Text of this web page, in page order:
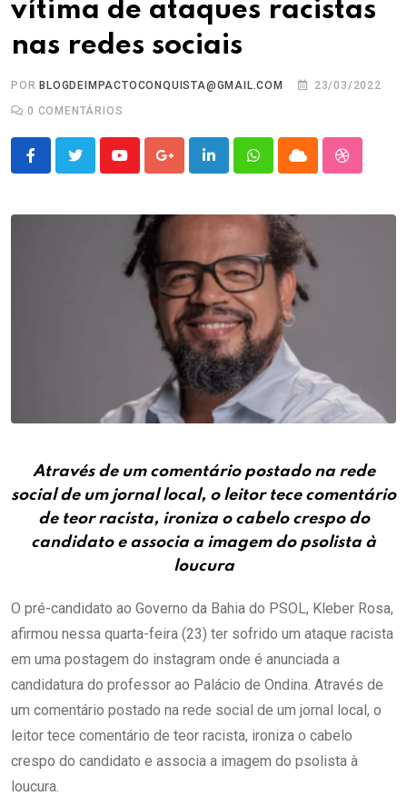
vítima de ataques racistas
nas redes sociais
POR BLOGDEIMPACTOCONQUISTA@GMAIL.COM
23/03/2022
0 COMENTÁRIOS
YoutubeGoogle+LinkedInWhatsappCloud
Através de um comentário postado na rede
social de um jornal local, o leitor tece comentário
de teor racista, ironiza o cabelo crespo do
candidato e associa a imagem do psolista à
loucura
O pré-candidato ao Governo da Bahia do PSOL, Kleber Rosa,
afirmou nessa quarta-feira (23) ter sofrido um ataque racista
em uma postagem do instagram onde é anunciada a
candidatura do professor ao Palácio de Ondina. Através de
um comentário postado na rede social de um jornal local, o
leitor tece comentário de teor racista, ironiza o cabelo
crespo do candidato e associa a imagem do psolista à
loucura.